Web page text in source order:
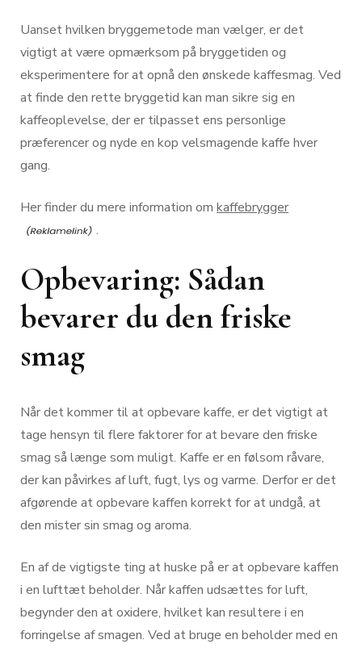
Uanset hvilken bryggemetode man vælger, er det
vigtigt at være opmærksom på bryggetiden og
eksperimentere for at opnå den ønskede kaffesmag. Ved
at finde den rette bryggetid kan man sikre sig en
kaffeoplevelse, der er tilpasset ens personlige
præferencer og nyde en kop velsmagende kaffe hver
gang.
Her finder du mere information om kaffebrygger
.
Opbevaring: Sådan
bevarer du den friske
smag
Når det kommer til at opbevare kaffe, er det vigtigt at
tage hensyn til flere faktorer for at bevare den friske
smag så længe som muligt. Kaffe er en følsom råvare,
der kan påvirkes af luft, fugt, lys og varme. Derfor er det
afgørende at opbevare kaffen korrekt for at undgå, at
den mister sin smag og aroma.
En af de vigtigste ting at huske på er at opbevare kaffen
i en lufttæt beholder. Når kaffen udsættes for luft,
begynder den at oxidere, hvilket kan resultere i en
forringelse af smagen. Ved at bruge en beholder med en